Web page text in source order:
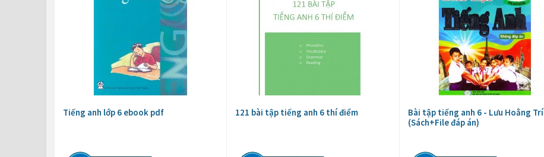
Tiếng anh lớp 6 ebook pdf 121 bài tập tiếng anh 6 thí điểm
Bài tập tiếng anh 6 - Lưu Hoằng Trí
(Sách+File đáp án)